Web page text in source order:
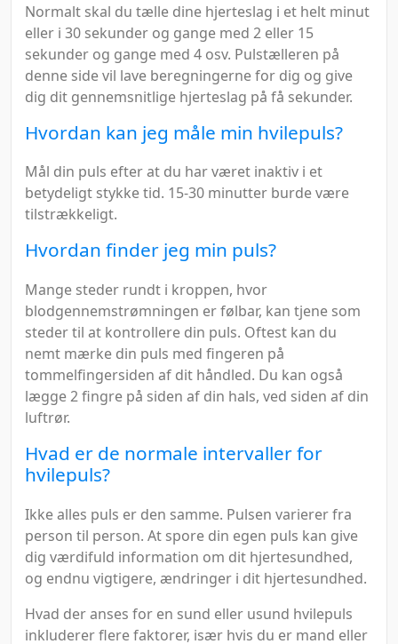
Normalt skal du tælle dine hjerteslag i et helt minut
eller i 30 sekunder og gange med 2 eller 15
sekunder og gange med 4 osv. Pulstælleren på
denne side vil lave beregningerne for dig og give
dig dit gennemsnitlige hjerteslag på få sekunder.
Hvordan kan jeg måle min hvilepuls?
Mål din puls efter at du har været inaktiv i et
betydeligt stykke tid. 15-30 minutter burde være
tilstrækkeligt.
Hvordan finder jeg min puls?
Mange steder rundt i kroppen, hvor
blodgennemstrømningen er følbar, kan tjene som
steder til at kontrollere din puls. Oftest kan du
nemt mærke din puls med fingeren på
tommelfingersiden af dit håndled. Du kan også
lægge 2 fingre på siden af din hals, ved siden af din
luftrør.
Hvad er de normale intervaller for
hvilepuls?
Ikke alles puls er den samme. Pulsen varierer fra
person til person. At spore din egen puls kan give
dig værdifuld information om dit hjertesundhed,
og endnu vigtigere, ændringer i dit hjertesundhed.
Hvad der anses for en sund eller usund hvilepuls
inkluderer flere faktorer, især hvis du er mand eller